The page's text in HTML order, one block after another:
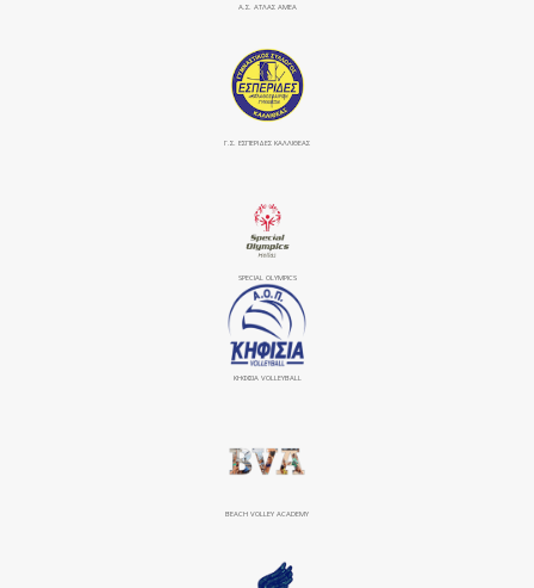
Α.Σ. ΑΤΛΑΣ ΑΜΕΑ
Γ.Σ. ΕΣΠΕΡΙΔΕΣ ΚΑΛΛΙΘΕΑΣ
SPECIAL OLYMPICS
ΚΗΦΙΣΙΆ VOLLEYBALL
BEACH VOLLEY ACADEMY